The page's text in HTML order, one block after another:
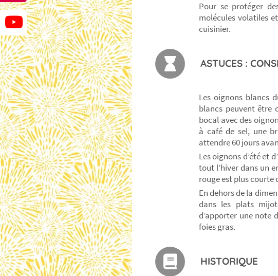
Pour se protéger
molécules volatiles
cuisinier.
ASTUCES :
Les oignons blancs
blancs peuvent être
bocal avec des
à café de sel, une
attendre 60 jours
Les oignons d’été et
tout l’hiver dans un
rouge est plus courte
En dehors de la
dans les plats
d’apporter une note
foies gras.
HISTORIQUE